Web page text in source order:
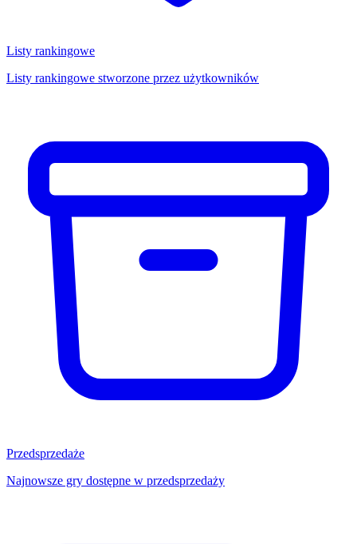
Listy rankingowe
Listy rankingowe stworzone przez użytkowników
Przedsprzedaże
Najnowsze gry dostępne w przedsprzedaży